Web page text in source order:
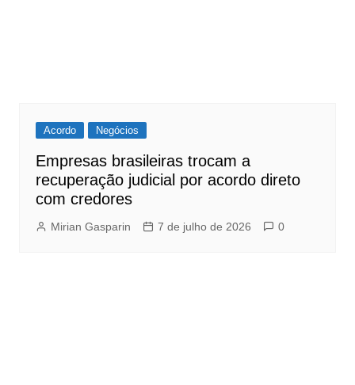
Acordo Negócios
Empresas brasileiras trocam a
recuperação judicial por acordo direto
com credores
Mirian Gasparin 7 de julho de 2026 0